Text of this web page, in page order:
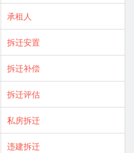
承租人
拆迁安置
拆迁补偿
拆迁评估
私房拆迁
违建拆迁